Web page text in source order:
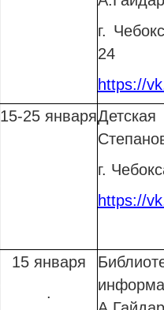
г.
24
https://
15-25 января
г.
https://
15 января
.